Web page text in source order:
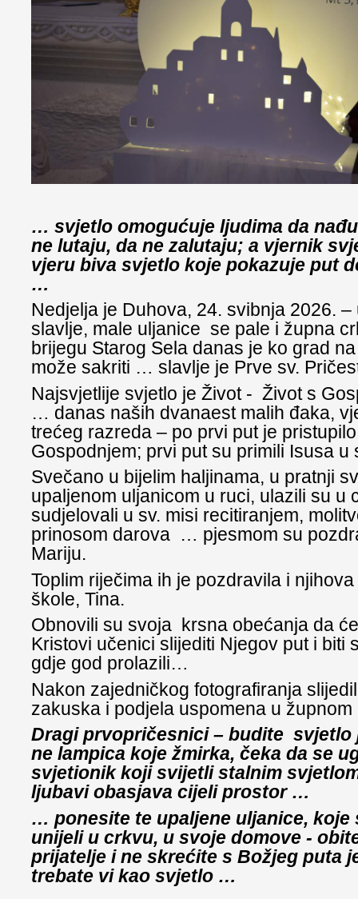
… svjetlo omogućuje ljudima da
ne lutaju, da ne zalutaju; a vjernik
vjeru biva svjetlo koje pokazuje put
…
Nedjelja je Duhova, 24. svibnja 2026.
slavlje, male uljanice se pale i župna
brijegu Starog Sela danas je ko grad
može sakriti … slavlje je Prve sv.
Najsvjetlije svjetlo je Život - Život s
… danas naših dvanaest malih đaka,
trećeg razreda – po prvi put je
Gospodnjem; prvi put su primili Isusa u
Svečano u bijelim haljinama, u pratnji
upaljenom uljanicom u ruci, ulazili su
sudjelovali u sv. misi recitiranjem,
prinosom darova … pjesmom su
Mariju.
Toplim riječima ih je pozdravila i
škole, Tina.
Obnovili su svoja krsna obećanja da
Kristovi učenici slijediti Njegov put i biti
gdje god prolazili…
Nakon zajedničkog fotografiranja
zakuska i podjela uspomena u župnom
Dragi prvopričesnici – budite svjetlo
ne lampica koje žmirka, čeka da se
svjetionik koji svijetli stalnim
ljubavi obasjava cijeli prostor …
… ponesite te upaljene uljanice, koje
unijeli u crkvu, u svoje domove -
prijatelje i ne skrećite s Božjeg puta
trebate vi kao svjetlo …